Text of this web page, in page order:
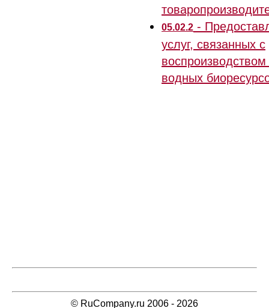
05.02.2 -
услуг, связанных с
водных
© RuCompany.ru 2006 - 2026